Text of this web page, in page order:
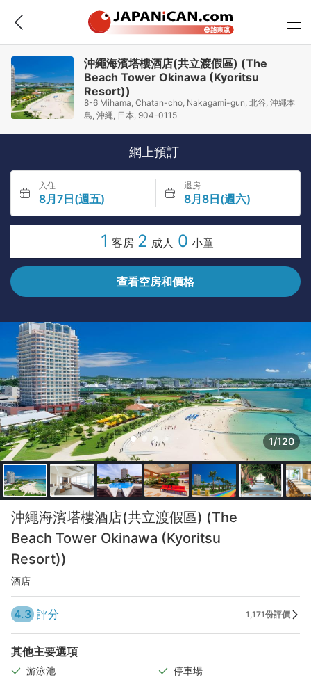
沖繩海濱塔樓酒店(共立渡假區) (The
Beach Tower Okinawa (Kyoritsu
Resort))
8-6 Mihama, Chatan-cho, Nakagami-gun, 北谷, 沖繩本
島, 沖繩, 日本, 904-0115
網上預訂
入住
8月7日(週五)
退房
8月8日(週六)
1 客房 2 成人 0 小童
查看空房和價格
1/120
沖繩海濱塔樓酒店(共立渡假區) (The
Beach Tower Okinawa (Kyoritsu
Resort))
酒店
4.3 評分 1,171份評價
其他主要選項
游泳池
停車場